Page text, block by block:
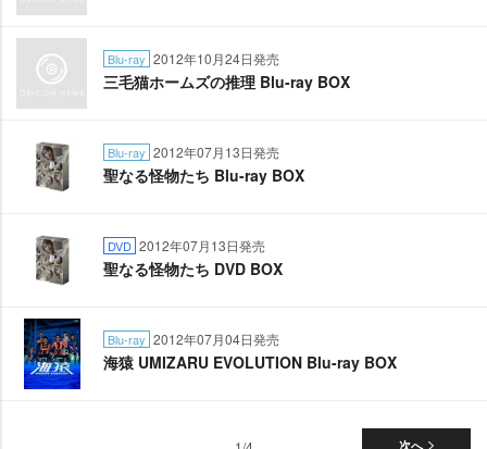
Blu-ray 2012年10月24日発売
三毛猫ホームズの推理 Blu-ray BOX
Blu-ray 2012年07月13日発売
聖なる怪物たち Blu-ray BOX
DVD 2012年07月13日発売
聖なる怪物たち DVD BOX
Blu-ray 2012年07月04日発売
海猿 UMIZARU EVOLUTION Blu-ray BOX
次へ